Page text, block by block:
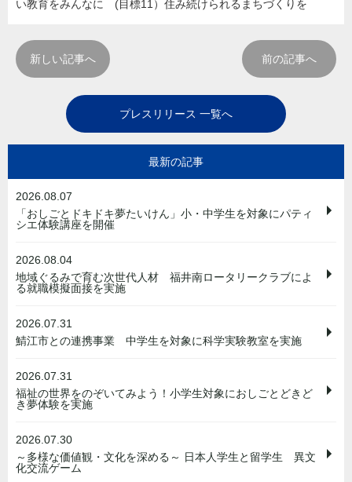
い教育をみんなに (目標11）住み続けられるまちづくりを
新しい記事へ
プレスリリース 一覧へ
前の記事へ
最新の記事
2026.08.07
「おしごとドキドキ夢たいけん」小・中学生を対象にパティ
シエ体験講座を開催
2026.08.04
地域ぐるみで育む次世代人材 福井南ロータリークラブによ
る就職模擬面接を実施
2026.07.31
鯖江市との連携事業 中学生を対象に科学実験教室を実施
2026.07.31
福祉の世界をのぞいてみよう！小学生対象におしごとどきど
き夢体験を実施
2026.07.30
～多様な価値観・文化を深める～ 日本人学生と留学生 異文
化交流ゲーム